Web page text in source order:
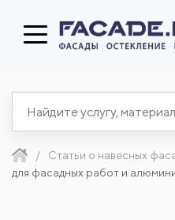
Статьи о навесных
для фасадных работ и